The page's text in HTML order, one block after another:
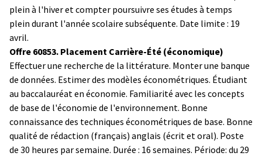
plein à l'hiver et compter poursuivre ses études à temps
plein durant l'année scolaire subséquente. Date limite : 19
avril.
Offre 60853. Placement Carrière-Été (économique)
Effectuer une recherche de la littérature. Monter une banque
de données. Estimer des modèles économétriques. Étudiant
au baccalauréat en économie. Familiarité avec les concepts
de base de l'économie de l'environnement. Bonne
connaissance des techniques économétriques de base. Bonne
qualité de rédaction (français) anglais (écrit et oral). Poste
de 30 heures par semaine. Durée : 16 semaines. Période: du 29